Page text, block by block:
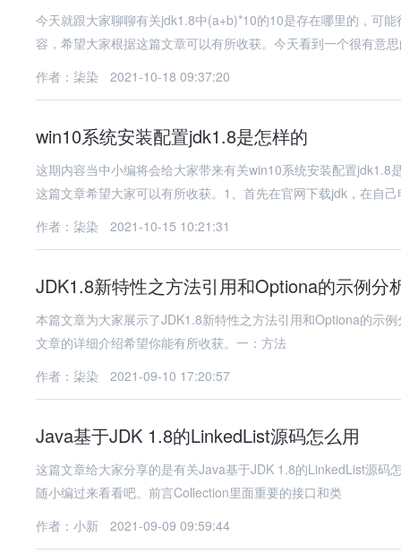
今天就跟大家聊聊有关jdk1.8中(a+b)*10的10是存在哪里的，可
容，希望大家根据这篇文章可以有所收获。今天看到一个很有意
作者：柒染
2021-10-18 09:37:20
win10系统安装配置jdk1.8是怎样的
这期内容当中小编将会给大家带来有关win10系统安装配置
这篇文章希望大家可以有所收获。1、首先在官网下载jdk，在自
作者：柒染
2021-10-15 10:21:31
JDK1.8新特性之方法引用和Optiona的示例分
本篇文章为大家展示了JDK1.8新特性之方法引用和Optiona的示
文章的详细介绍希望你能有所收获。一：方法
作者：柒染
2021-09-10 17:20:57
Java基于JDK 1.8的LinkedList源码怎么用
这篇文章给大家分享的是有关Java基于JDK 1.8的LinkedList源
随小编过来看看吧。前言Collection里面重要的接口和类
作者：小新
2021-09-09 09:59:44